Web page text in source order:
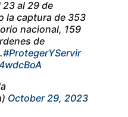
al 29 de
la captura de 353
nacional, 159
de
#ProtegerYServir
October 29, 2023